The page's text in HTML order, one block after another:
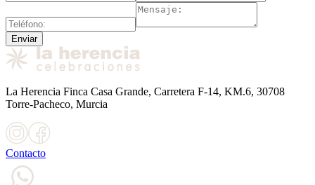
Enviar
La Herencia Finca Casa Grande, Carretera F-14, KM.6, 30708
Torre-Pacheco, Murcia
Contacto